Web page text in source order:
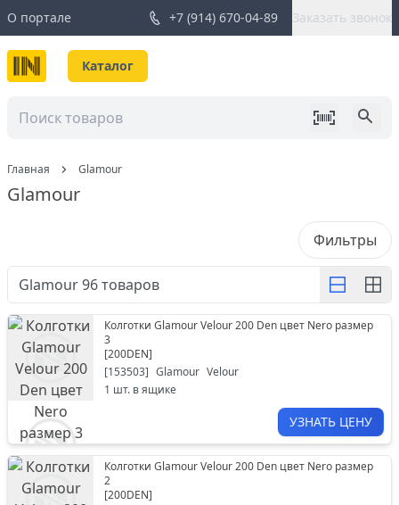
О портале +7 (914) 670-04-89 Заказать звонок
Каталог
Главная Glamour
Glamour
Фильтры
Glamour96товаров
Колготки Glamour Velour 200 Den цвет Nero размер
3
[200DEN]
[153503] Glamour Velour
1 шт. в ящике
УЗНАТЬ ЦЕНУ
Колготки Glamour Velour 200 Den цвет Nero размер
2
[200DEN]